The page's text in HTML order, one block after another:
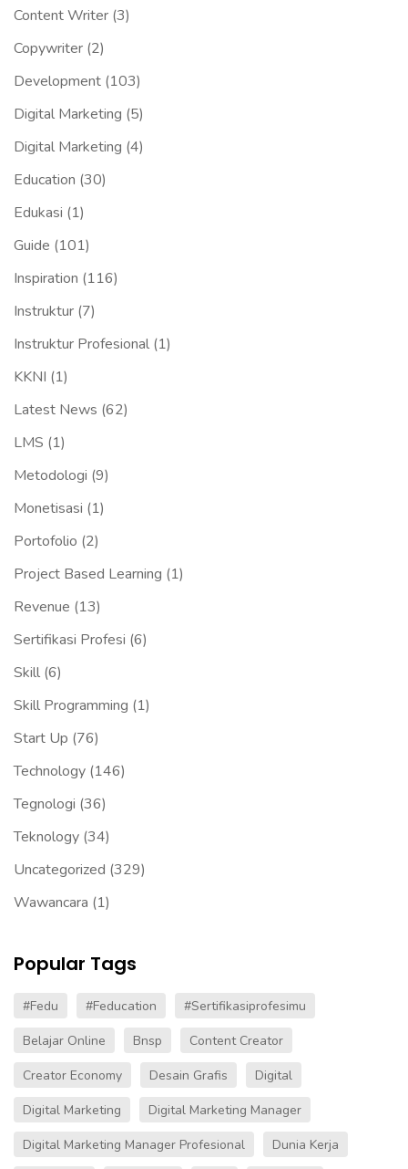
Content Writer (3)
Copywriter (2)
Development (103)
Digital Marketing (5)
Digital Marketing (4)
Education (30)
Edukasi (1)
Guide (101)
Inspiration (116)
Instruktur (7)
Instruktur Profesional (1)
KKNI (1)
Latest News (62)
LMS (1)
Metodologi (9)
Monetisasi (1)
Portofolio (2)
Project Based Learning (1)
Revenue (13)
Sertifikasi Profesi (6)
Skill (6)
Skill Programming (1)
Start Up (76)
Technology (146)
Tegnologi (36)
Teknology (34)
Uncategorized (329)
Wawancara (1)
Popular Tags
#fedu #Feducation
#sertifikasiprofesimu
Belajar Online
Bnsp
Content Creator
Creator Economy
Desain Grafis
Digital
Digital Marketing
Digital Marketing Manager
Digital Marketing Manager Profesional
Dunia Kerja